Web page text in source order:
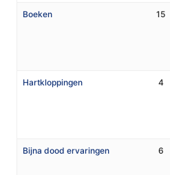
Boeken 15
Hartkloppingen 4
Bijna dood ervaringen 6